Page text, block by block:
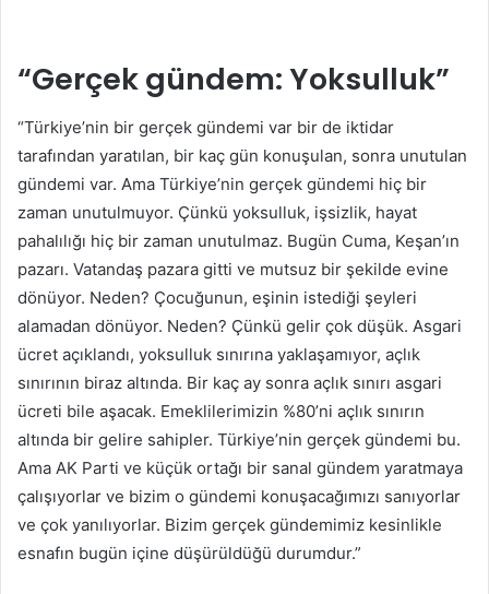
“Gerçek gündem: Yoksulluk”
“Türkiye’nin bir gerçek gündemi var bir de iktidar
tarafından yaratılan, bir kaç gün konuşulan, sonra unutulan
gündemi var. Ama Türkiye’nin gerçek gündemi hiç bir
zaman unutulmuyor. Çünkü yoksulluk, işsizlik, hayat
pahalılığı hiç bir zaman unutulmaz. Bugün Cuma, Keşan’ın
pazarı. Vatandaş pazara gitti ve mutsuz bir şekilde evine
dönüyor. Neden? Çocuğunun, eşinin istediği şeyleri
alamadan dönüyor. Neden? Çünkü gelir çok düşük. Asgari
ücret açıklandı, yoksulluk sınırına yaklaşamıyor, açlık
sınırının biraz altında. Bir kaç ay sonra açlık sınırı asgari
ücreti bile aşacak. Emeklilerimizin %80’ni açlık sınırın
altında bir gelire sahipler. Türkiye’nin gerçek gündemi bu.
Ama AK Parti ve küçük ortağı bir sanal gündem yaratmaya
çalışıyorlar ve bizim o gündemi konuşacağımızı sanıyorlar
ve çok yanılıyorlar. Bizim gerçek gündemimiz kesinlikle
esnafın bugün içine düşürüldüğü durumdur.”